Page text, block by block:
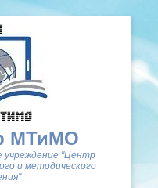
МТиМО
учреждение "Центр
и методического